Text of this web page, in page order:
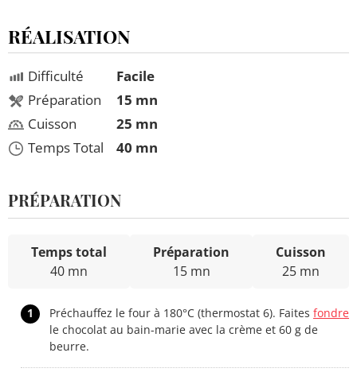
RÉALISATION
Difficulté
Préparation
Cuisson
Temps Total
Facile
15 mn
25 mn
40 mn
PRÉPARATION
Temps total
40 mn
Préparation
15 mn
Cuisson
25 mn
1 Préchauffez le four à 180°C (thermostat 6). Faites fondre
le chocolat au bain-marie avec la crème et 60 g de
beurre.